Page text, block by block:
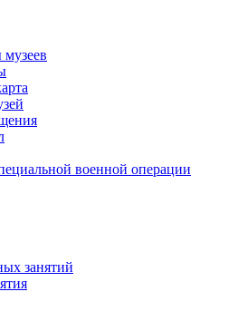
военной операции
занятий